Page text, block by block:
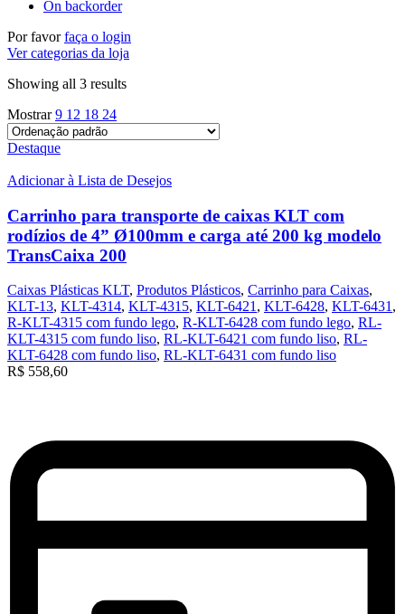
On backorder
Por favorfaça o login
Ver categorias da loja
Showing all 3 results
Mostrar9 12 18 24
Destaque
Adicionar à Lista de Desejos
Carrinho para transporte de caixas KLT com
rodízios de 4” Ø100mm e carga até 200 kg modelo
TransCaixa 200
Caixas Plásticas KLT, Produtos Plásticos, Carrinho para Caixas,
KLT-13, KLT-4314, KLT-4315, KLT-6421 , KLT-6428, KLT-6431 ,
R-KLT-4315 com fundo lego, R-KLT-6428 com fundo lego, RL-
KLT-4315 com fundo liso, RL-KLT-6421 com fundo liso, RL-
KLT-6428 com fundo liso, RL-KLT-6431 com fundo liso
R$ 558,60